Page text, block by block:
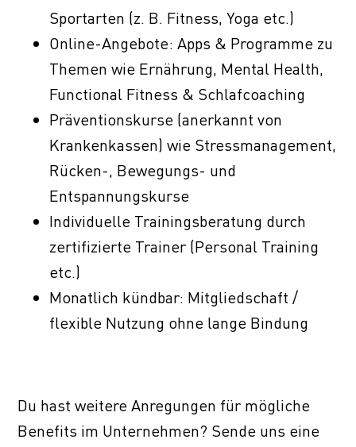
Sportarten (z. B. Fitness, Yoga etc.)
Online-Angebote: Apps & Programme zu
Themen wie Ernährung, Mental Health,
Functional Fitness & Schlafcoaching
Präventionskurse (anerkannt von
Krankenkassen) wie Stressmanagement,
Rücken-, Bewegungs- und
Entspannungskurse
Individuelle Trainingsberatung durch
zertifizierte Trainer (Personal Training
etc.)
Monatlich kündbar: Mitgliedschaft /
flexible Nutzung ohne lange Bindung
Du hast weitere Anregungen für mögliche
Benefits im Unternehmen? Sende uns eine